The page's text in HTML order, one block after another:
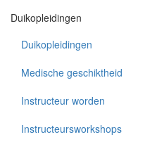
Duikopleidingen
Duikopleidingen
Medische geschiktheid
Instructeur worden
Instructeursworkshops